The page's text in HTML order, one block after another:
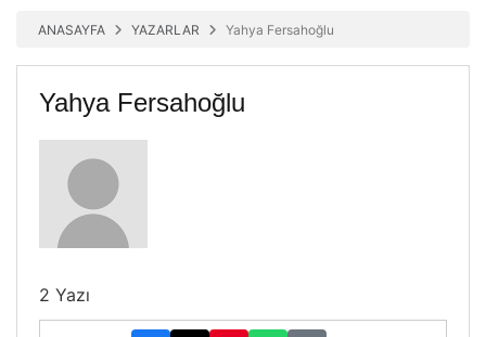
ANASAYFA YAZARLAR Yahya Fersahoğlu
Yahya Fersahoğlu
2 Yazı